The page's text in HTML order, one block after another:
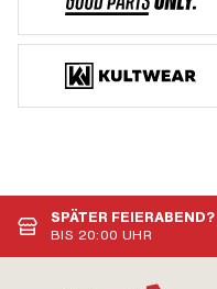
SPÄTER FEIERABEND?
BIS 20:00 UHR